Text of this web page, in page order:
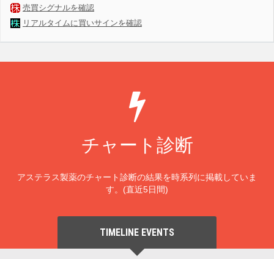
売買シグナルを確認
リアルタイムに買いサインを確認
チャート診断
アステラス製薬のチャート診断の結果を時系列に掲載していま
す。(直近5日間)
TIMELINE EVENTS